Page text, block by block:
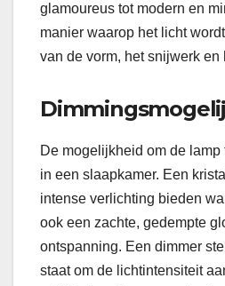
glamoureus tot modern en
manier waarop het licht
van de vorm, het snijwerk en
De mogelijkheid om de lamp
in een slaapkamer. Een
intense verlichting bieden
ook een zachte, gedempte
ontspanning. Een dimmer
staat om de lichtintensiteit